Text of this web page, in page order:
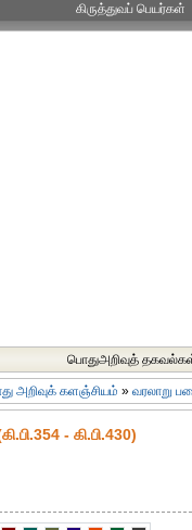
கிருத்துவப் பெயர்கள்
பொதுஅறிவுத்
அறிவுக் களஞ்சியம் » வரலாறு
- கி.பி.430)